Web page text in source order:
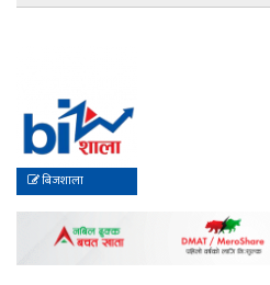
बिजशाला